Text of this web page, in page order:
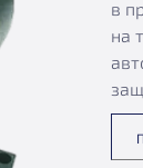
в
на